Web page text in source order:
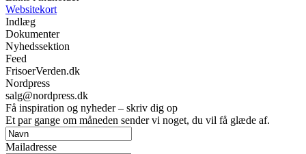
Websitekort
Indlæg
Dokumenter
Nyhedssektion
Feed
FrisoerVerden.dk
Nordpress
salg@nordpress.dk
Få inspiration og nyheder – skriv dig op
Et par gange om måneden sender vi noget, du vil få glæde af.
Mailadresse